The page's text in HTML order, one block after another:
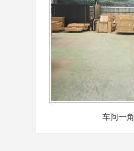
车间一角